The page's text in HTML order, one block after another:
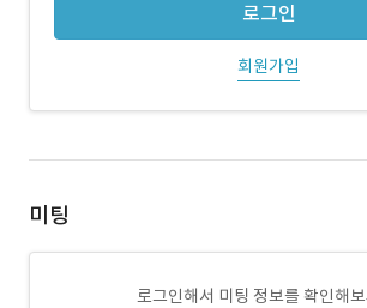
로그인
회원가입
미팅
로그인해서 미팅 정보를 확인해